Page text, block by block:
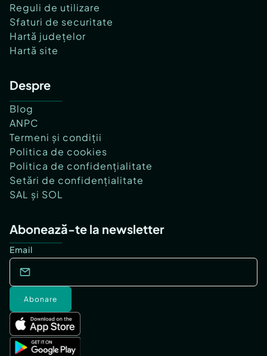
Reguli de utilizare
Sfaturi de securitate
Hartă județelor
Hartă site
Despre
Blog
ANPC
Termeni și condiții
Politica de cookies
Politica de confidențialitate
Setări de confidențialitate
SAL și SOL
Abonează-te la newsletter
Email
Abonare